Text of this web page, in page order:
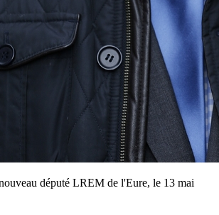
député LREM de l'Eure, le 13 mai